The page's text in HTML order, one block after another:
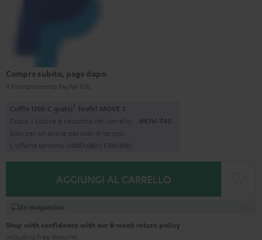
Compra subito, paga dopo.
Il finanziamento PayPal 0%.
Cuffie USB-C gratis1 Teufel MOVE 2
Copia il codice e riscuotilo nel carrello. MOV-T4S
Solo per un breve periodo di tempo
L'offerta termina in00D:06H:17M:03S
AGGIUNGI AL CARRELLO
In magazzino
Shop with confidence with our 8-week return policy
including free Returns